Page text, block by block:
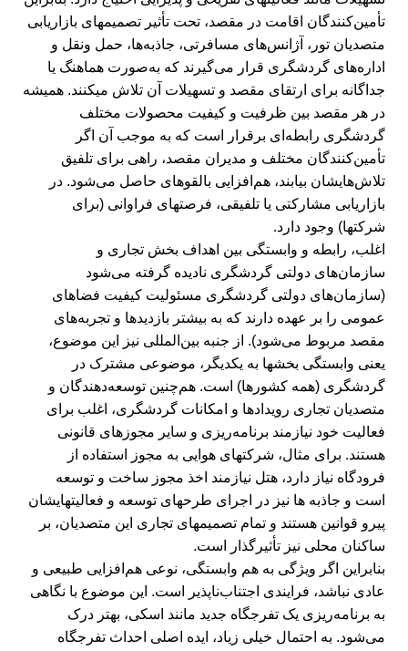
تأمین‌کنندگان اقامت در مقصد، تحت تأثیر تصمیم‎های بازاریابی
متصدیان تور، آژانس‌های‌ مسافرتی، جاذبه‌ها، حمل ‎ونقل و
اداره‌های گردشگری قرار می‌گیرند که به‌صورت هماهنگ یا
جداگانه برای ارتقای مقصد و تسهیلات آن تلاش می‎کنند. همیشه
در هر مقصد بین ظرفیت و کیفیت محصولات مختلف
گردشگری رابطه‌ای برقرار است که به موجب آن اگر
تأمین‌کنندگان مختلف و مدیران مقصد، راهی برای تلفیق
تلاش‌هایشان بیابند، هم‌افزایی بالقوه‎ای حاصل می‌شود. در
بازاریابی مشارکتی یا تلفیقی، فرصت‎های فراوانی (برای
شرکت‎ها) وجود دارد.
اغلب، رابطه و وابستگی بین اهداف بخش تجاری و
سازمان‌های دولتی گردشگری نادیده گرفته می‌شود
(سازمان‌های دولتی گردشگری مسئولیت کیفیت فضاهای
عمومی را بر عهده دارند که به بیشتر بازدیدها و تجربه‌های
مقصد مربوط می‌شود). از جنبه بین‌المللی نیز این موضوع،
یعنی وابستگی بخش‎ها به یکدیگر، موضوعی مشترک در
گردشگری (همه کشورها) است. هم‌چنین توسعه‌دهندگان و
متصدیان تجاری رویدادها و امکانات گردشگری، اغلب برای
فعالیت خود نیازمند برنامه‎‌‌‌ریزی و سایر مجوزهای قانونی
هستند. برای مثال، شرکت‎های هوایی به مجوز استفاده از
فرودگاه نیاز دارد، هتل نیازمند اخذ مجوز ساخت و توسعه
است و جاذبه‎ ها نیز در اجرای طرح‎های توسعه و فعالیت‎هایشان
پیرو قوانین هستند و تمام تصمیم‎های تجاری این متصدیان، بر
ساکنان محلی نیز تأثیرگذار است.
بنابراین اگر ویژگی به ‎هم وابستگی، نوعی هم‌افزایی طبیعی و
عادی نباشد، فرایندی اجتناب‌ناپذیر است. این موضوع با نگاهی
به برنامه‌ریزی یک تفرجگاه جدید مانند اسکی، بهتر درک
می‌شود. به احتمال خیلی زیاد، ایده اصلی احداث تفرجگاه